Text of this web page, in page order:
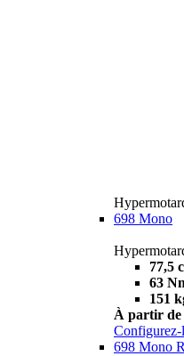
698 Mono
77,5
63
151
À partir de
Configurez-
698 Mono